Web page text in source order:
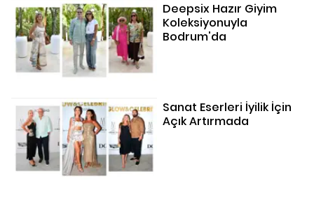
Deepsix Hazır Giyim
Koleksiyonuyla
Bodrum'da
Sanat Eserleri İyilik İçin
Açık Artırmada